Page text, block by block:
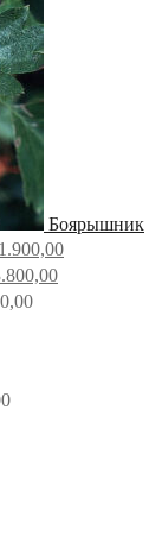
Боярышник
1.900,00